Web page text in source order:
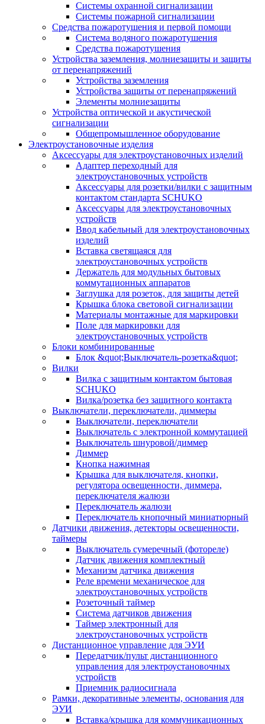
Системы охранной сигнализации
Системы пожарной сигнализации
Средства пожаротушения и первой помощи
Система водяного пожаротушения
Средства пожаротушения
Устройства заземления, молниезащиты и защиты
от перенапряжений
Устройства заземления
Устройства защиты от перенапряжений
Элементы молниезащиты
Устройства оптической и акустической
сигнализации
Общепромышленное оборудование
Электроустановочные изделия
Аксессуары для электроустановочных изделий
Адаптер переходный для
электроустановочных устройств
Аксессуары для розетки/вилки с защитным
контактом стандарта SCHUKO
Аксессуары для электроустановочных
устройств
Ввод кабельный для электроустановочных
изделий
Вставка светящаяся для
электроустановочных устройств
Держатель для модульных бытовых
коммутационных аппаратов
Заглушка для розеток, для защиты детей
Крышка блока световой сигнализации
Материалы монтажные для маркировки
Поле для маркировки для
электроустановочных устройств
Блоки комбинированные
Блок &quot;Выключатель-розетка&quot;
Вилки
Вилка с защитным контактом бытовая
SCHUKO
Вилка/розетка без защитного контакта
Выключатели, переключатели, диммеры
Выключатели, переключатели
Выключатель с электронной коммутацией
Выключатель шнуровой/диммер
Диммер
Кнопка нажимная
Крышка для выключателя, кнопки,
регулятора освещенности, диммера,
переключателя жалюзи
Переключатель жалюзи
Переключатель кнопочный миниатюрный
Датчики движения, детекторы освещенности,
таймеры
Выключатель сумеречный (фотореле)
Датчик движения комплектный
Механизм датчика движения
Реле времени механическое для
электроустановочных устройств
Розеточный таймер
Система датчиков движения
Таймер электронный для
электроустановочных устройств
Дистанционное управление для ЭУИ
Передатчик/пульт дистанционного
управления для электроустановочных
устройств
Приемник радиосигнала
Рамки, декоративные элементы, основания для
ЭУИ
Вставка/крышка для коммуникационных